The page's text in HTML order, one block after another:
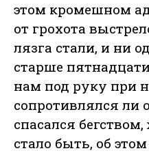
этом кромешном
от грохота
лязга стали, и ни
старше
нам под руку при
сопротивлялся ли
спасался
стало быть, об